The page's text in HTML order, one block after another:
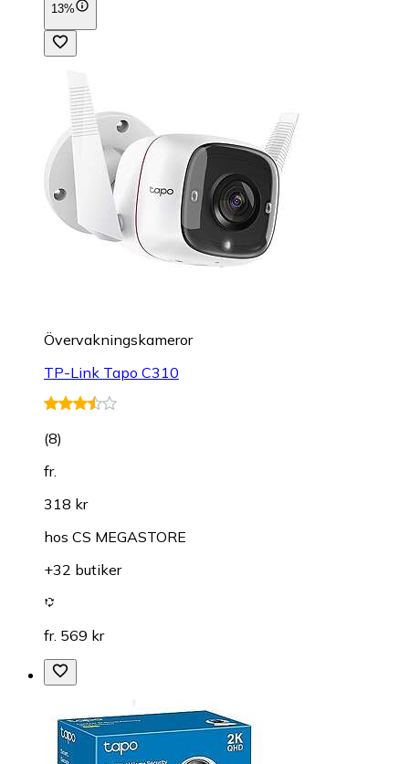
13%
Övervakningskameror
TP-Link Tapo C310
(8)
fr.
318 kr
hos CS MEGASTORE
+32 butiker
fr. 569 kr